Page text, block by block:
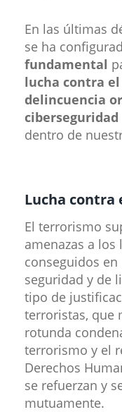
​En las últimas
se ha
fundamental
lucha contra
delincuencia
ciberseguridad
dentro de
Lucha
El terrorismo
amenazas a los
conseguidos
seguridad y de
tipo de
terroristas, que
rotunda
terrorismo y el
Derechos
se refuerzan y
mutuamente.